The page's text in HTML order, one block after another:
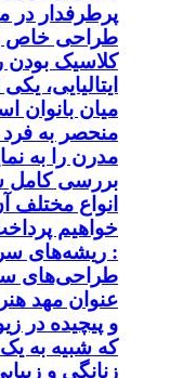
پرطرفدار در
طراحی خاص و
کلاسیک بودن
ایتالیایی،
میان
منحصر به فرد
مدرن را به
بررسی کامل
انواع مختلف
خواهیم
: ریشه‌های
طراحی‌های
عنوان مهد
و پیچیده در
که شبیه به
زنانگی و